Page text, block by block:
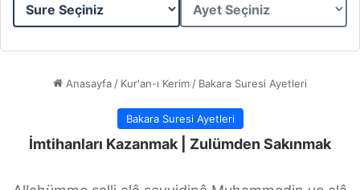
Sure
Ayet
Anasayfa / Kur'an-ı Kerim / Bakara Suresi Ayetleri
Bakara Suresi Ayetleri
İmtihanları Kazanmak | Zulümden Sakınmak